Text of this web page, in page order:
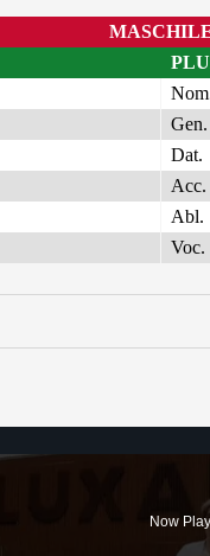
Gen.
Dat.
Acc.
Abl.
Voc.
Now